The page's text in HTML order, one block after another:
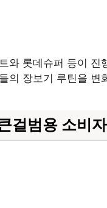
와 롯데슈퍼 등이 진
의 장보기 루틴을 변
걸범용 소비